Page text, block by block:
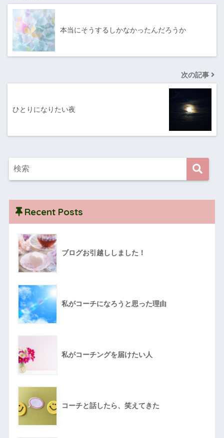
本当にそうするしかなかったんだろうか
次の記事
ひとりになりたい夜
Recent Posts
ブログお引越ししました！
私がコーチになろうと思った理由
私がコーチングを届けたい人
コーチと話したら、笑えてきた